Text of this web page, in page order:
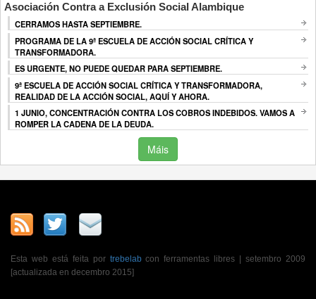
Asociación Contra a Exclusión Social Alambique
CERRAMOS HASTA SEPTIEMBRE.
PROGRAMA DE LA 9ª ESCUELA DE ACCIÓN SOCIAL CRÍTICA Y
TRANSFORMADORA.
ES URGENTE, NO PUEDE QUEDAR PARA SEPTIEMBRE.
9ª ESCUELA DE ACCIÓN SOCIAL CRÍTICA Y TRANSFORMADORA,
REALIDAD DE LA ACCIÓN SOCIAL, AQUÍ Y AHORA.
1 JUNIO, CONCENTRACIÓN CONTRA LOS COBROS INDEBIDOS. VAMOS A
ROMPER LA CADENA DE LA DEUDA.
Máis
Esta web está feita por trebelabcon ferramentas libres | setembro 2009
[actualizada en decembro 2015]